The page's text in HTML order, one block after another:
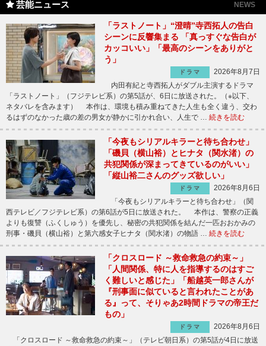
芸能ニュース NEWS
「ラストノート」“澄晴”寺西拓人の告白
シーンに反響集まる 「真っすぐな告白が
カッコいい」「最高のシーンをありがと
う」
ドラマ
2026年8月7日
内田有紀と寺西拓人がダブル主演するドラマ
「ラストノート」（フジテレビ系）の第5話が、6日に放送された。（※以下、
ネタバレを含みます） 本作は、環境も積み重ねてきた人生も全く違う、交わ
るはずのなかった歳の差の男女が静かに引かれ合い、人生で … 続きを読む
「今夜もシリアルキラーと待ち合わせ」
「磯貝（横山裕）とヒナタ（関水渚）の
共犯関係が深まってきているのがいい」
「縦山裕二さんのグッズ欲しい」
ドラマ
2026年8月6日
「今夜もシリアルキラーと待ち合わせ」（関
西テレビ／フジテレビ系）の第6話が5日に放送された。 本作は、警察の正義
よりも復讐（ふくしゅう）を優先し、秘密の共犯関係を結んだ一匹おおかみの
刑事・磯貝（横山裕）と第六感女子ヒナタ（関水渚）の物語 … 続きを読む
「クロスロード ～救命救急の約束～」
「人間関係、特に人を指導するのはすご
く難しいと感じた」「船越英一郎さんが
『刑事面に似ていると言われたことがあ
る』って、そりゃあ2時間ドラマの帝王だ
もの」
ドラマ
2026年8月6日
「クロスロード ～救命救急の約束～」（テレビ朝日系）の第5話が4日に放送